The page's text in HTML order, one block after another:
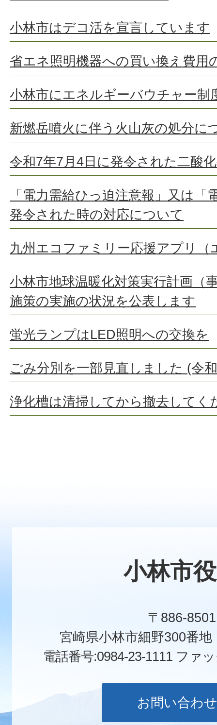
小林市はデコ活を宣言しています
省エネ照明機器への買い換え費用
小林市にエネルギーバウチャー制
新燃岳噴火に伴う火山灰の処分に
令和7年7月4日に発令された二酸
「電力需給ひっ迫注意報」又は「
発令された時の対応について
九州エコファミリー応援アプリ
小林市地球温暖化対策実行計画（
施策の実施の状況を公表します
蛍光ランプはLED照明への交換を
ごみ分別を一部見直しました (令
浄化槽は清掃してから撤去してく
小林市
〒886-8501
宮崎県小林市細野300番
電話番号:0984-23-1111 ファ
お問い合わせ